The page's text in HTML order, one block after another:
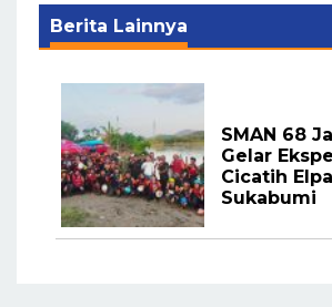
Berita Lainnya
SMAN 68
Gelar
Cicatih
Sukabumi